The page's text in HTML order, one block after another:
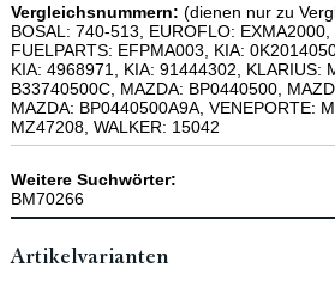
Vergleichsnummern: (dienen nur zu
BOSAL: 740-513, EUROFLO: EXMA2000,
FUELPARTS: EFPMA003, KIA:
KIA: 4968971, KIA: 91444302, KLARIUS:
B33740500C, MAZDA: BP0440500,
MAZDA: BP0440500A9A, VENEPORTE:
MZ47208, WALKER: 15042
Weitere Suchwörter:
BM70266
Artikelvarianten